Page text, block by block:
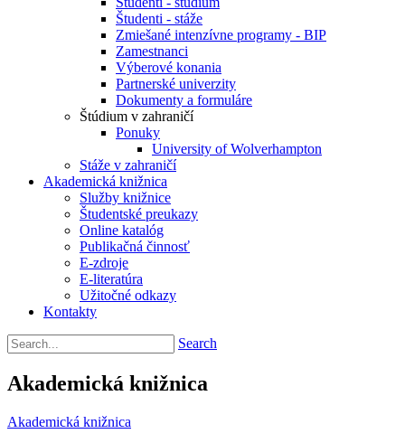
Študenti - stáže
Zmiešané intenzívne programy - BIP
Zamestnanci
Výberové konania
Partnerské univerzity
Dokumenty a formuláre
Štúdium v zahraničí
Ponuky
University of Wolverhampton
Stáže v zahraničí
Akademická knižnica
Služby knižnice
Študentské preukazy
Online katalóg
Publikačná činnosť
E-zdroje
E-literatúra
Užitočné odkazy
Kontakty
Search
Akademická knižnica
Akademická knižnica